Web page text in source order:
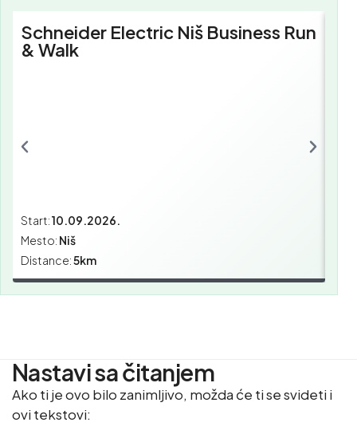
Schneider Electric Niš Business Run
& Walk
Start:10.09.2026.
Mesto: Niš
Distance:5km
Nastavi sa čitanjem
Ako ti je ovo bilo zanimljivo, možda će ti se svideti i
ovi tekstovi: